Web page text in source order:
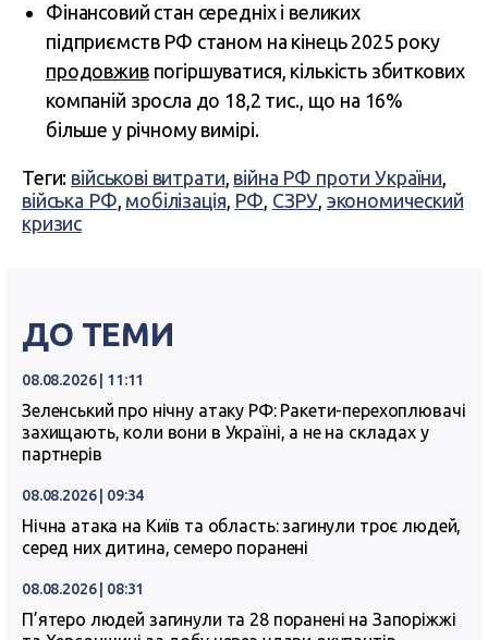
Фінансовий стан середніх і великих
підприємств РФ станом на кінець 2025 року
продовживпогіршуватися, кількість збиткових
компаній зросла до 18,2 тис., що на 16%
більше у річному вимірі.
Теги: військові витрати, війна РФ проти України,
війська РФ, мобілізація, РФ, СЗРУ, экономический
кризис
ДО ТЕМИ
08.08.2026 | 11:11
Зеленський про нічну атаку РФ: Ракети-перехоплювачі
захищають, коли вони в Україні, а не на складах у
партнерів
08.08.2026 | 09:34
Нічна атака на Київ та область: загинули троє людей,
серед них дитина, семеро поранені
08.08.2026 | 08:31
П’ятеро людей загинули та 28 поранені на Запоріжжі